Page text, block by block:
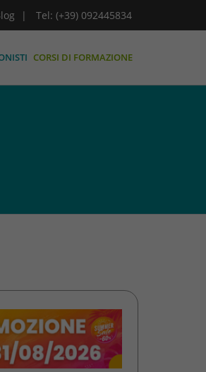
Tel: (+39) 092445834
CORSI DI FORMAZIONE